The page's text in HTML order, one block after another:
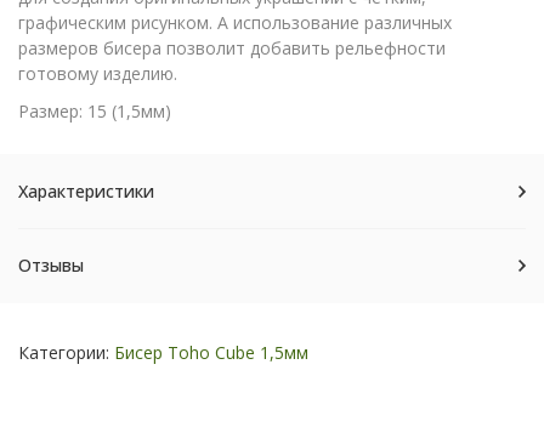
графическим рисунком. А использование различных
размеров бисера позволит добавить рельефности
готовому изделию.
Размер: 15 (1,5мм)
Характеристики
Отзывы
Категории: Бисер Toho Cube 1,5мм